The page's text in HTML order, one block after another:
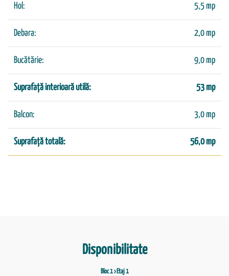
Hol: 5,5 mp
Debara: 2,0 mp
Bucătărie: 9,0 mp
Suprafață interioară utilă: 53 mp
Balcon: 3,0 mp
Suprafață totală: 56,0 mp
Disponibilitate
Bloc 1 › Etaj 1